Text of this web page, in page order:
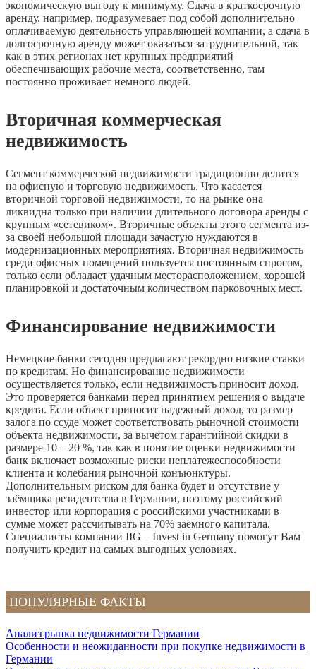
экономическую выгоду к минимуму. Сдача в краткосрочную
аренду, например, подразумевает под собой дополнительно
оплачиваемую деятельность управляющей компании, а сдача в
долгосрочную аренду может оказаться затруднительной, так
как в этих регионах нет крупных предприятий
обеспечивающих рабочие места, соответственно, там
постоянно проживает немного людей.
Вторичная коммерческая
недвижимость
Сегмент коммерческой недвижимости традиционно делится
на офисную и торговую недвижимость. Что касается
вторичной торговой недвижимости, то на рынке она
ликвидна только при наличии длительного договора аренды с
крупным «сетевиком». Вторичные объекты этого сегмента из-
за своей небольшой площади зачастую нуждаются в
модернизационных мероприятиях. Вторичная недвижимость
среди офисных помещений пользуется постоянным спросом,
только если обладает удачным месторасположением, хорошей
планировкой и достаточным количеством парковочных мест.
Финансирование недвижимости
Немецкие банки сегодня предлагают рекордно низкие ставки
по кредитам. Но финансирование недвижимости
осуществляется только, если недвижимость приносит доход.
Это проверяется банками перед принятием решения о выдаче
кредита. Если объект приносит надежный доход, то размер
залога по ссуде может соответствовать рыночной стоимости
объекта недвижимости, за вычетом гарантийной скидки в
размере 10 – 20 %, так как в понятие оценки недвижимости
банк включает возможные риски неплатежеспособности
клиента и колебания рыночной конъюнктуры.
Дополнительным риском для банка будет и отсутствие у
заёмщика резидентства в Германии, поэтому российский
инвестор или корпорация с российскими участниками в
сумме может рассчитывать на 70% заёмного капитала.
Специалисты компании IIG – Invest in Germany помогут Вам
получить кредит на самых выгодных условиях.
ПОПУЛЯРНЫЕ ФАКТЫ
Анализ рынка недвижимости Германии
Особенности и неожиданности при покупке недвижимости в
Германии